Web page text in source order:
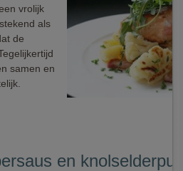
vrolijk
als
de
samen en
en